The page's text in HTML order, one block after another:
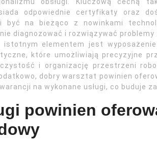
odpowiednie certyfikaty oraz
być na bieżąco z nowinkami
diagnozować i rozwiązywać
istotnym elementem jest
które umożliwiają precyzyjne
i organizację przestrzeni
dobry warsztat powinien
na wykonane usługi, co buduje
powinien